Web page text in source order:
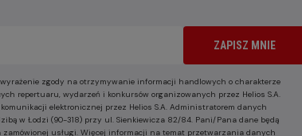
ZAPISZ MNIE
zgody na otrzymywanie informacji handlowych o charakterze
repertuaru, wydarzeń i konkursów organizowanych przez Helios S.A.
elektronicznej przez Helios S.A. Administratorem danych
w Łodzi (90-318) przy ul. Sienkiewicza 82/84. Pani/Pana dane będą
usługi. Więcej informacji na temat przetwarzania danych